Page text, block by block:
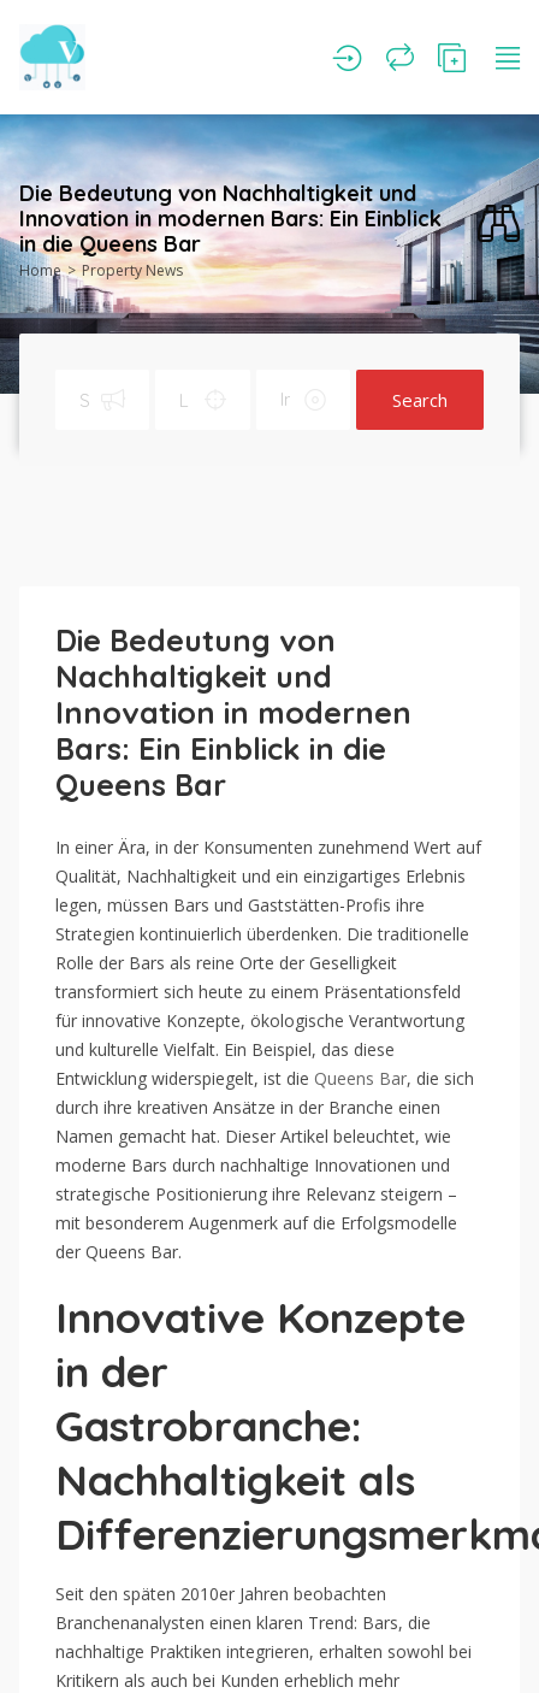
Die Bedeutung von Nachhaltigkeit und
Innovation in modernen Bars: Ein Einblick
in die Queens Bar
Home Property News
Search
Die Bedeutung von
Nachhaltigkeit und
Innovation in modernen
Bars: Ein Einblick in die
Queens Bar
In einer Ära, in der Konsumenten zunehmend Wert auf
Qualität, Nachhaltigkeit und ein einzigartiges Erlebnis
legen, müssen Bars und Gaststätten-Profis ihre
Strategien kontinuierlich überdenken. Die traditionelle
Rolle der Bars als reine Orte der Geselligkeit
transformiert sich heute zu einem Präsentationsfeld
für innovative Konzepte, ökologische Verantwortung
und kulturelle Vielfalt. Ein Beispiel, das diese
Entwicklung widerspiegelt, ist die Queens Bar, die sich
durch ihre kreativen Ansätze in der Branche einen
Namen gemacht hat. Dieser Artikel beleuchtet, wie
moderne Bars durch nachhaltige Innovationen und
strategische Positionierung ihre Relevanz steigern –
mit besonderem Augenmerk auf die Erfolgsmodelle
der Queens Bar.
Innovative Konzepte
in der
Gastrobranche:
Nachhaltigkeit als
Seit den späten 2010er Jahren beobachten
Branchenanalysten einen klaren Trend: Bars, die
nachhaltige Praktiken integrieren, erhalten sowohl bei
Kritikern als auch bei Kunden erheblich mehr